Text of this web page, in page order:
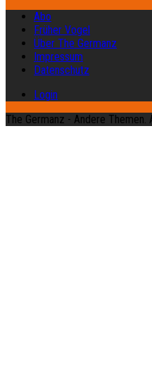
Abo
Früher Vogel
Über The Germanz
Impressum
Datenschutz
Login
The Germanz - Andere Themen.